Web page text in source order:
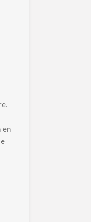
en